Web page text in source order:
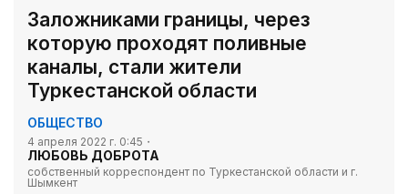
Заложниками границы, через
которую проходят поливные
каналы, стали жители
Туркестанской области
ОБЩЕСТВО
4 апреля 2022 г. 0:45
ЛЮБОВЬ ДОБРОТА
собственный корреспондент по Туркестанской области и г.
Шымкент